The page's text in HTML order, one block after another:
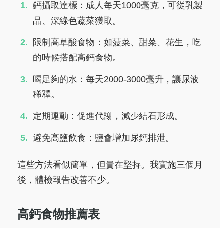
鈣攝取達標：成人每天1000毫克，可從乳製
品、深綠色蔬菜獲取。
限制高草酸食物：如菠菜、甜菜、花生，吃
的時候搭配高鈣食物。
喝足夠的水：每天2000-3000毫升，讓尿液
稀釋。
定期運動：促進代謝，減少結石形成。
避免高鹽飲食：鹽會增加尿鈣排泄。
這些方法看似簡單，但貴在堅持。我實施三個月
後，體檢報告改善不少。
高鈣食物推薦表